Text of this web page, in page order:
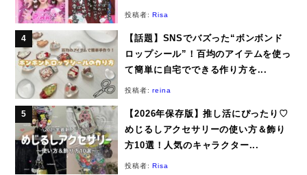
投稿者:Risa
【話題】SNSでバズった“ボンボンド
ロップシール”！百均のアイテムを使っ
て簡単に自宅でできる作り方を...
投稿者:reina
【2026年保存版】推し活にぴったり♡
めじるしアクセサリーの使い方＆飾り
方10選！人気のキャラクター...
投稿者:Risa